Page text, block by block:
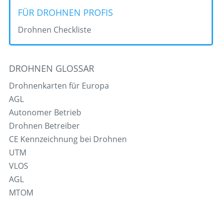
FÜR DROHNEN PROFIS
Drohnen Checkliste
DROHNEN GLOSSAR
Drohnenkarten für Europa
AGL
Autonomer Betrieb
Drohnen Betreiber
CE Kennzeichnung bei Drohnen
UTM
VLOS
AGL
MTOM